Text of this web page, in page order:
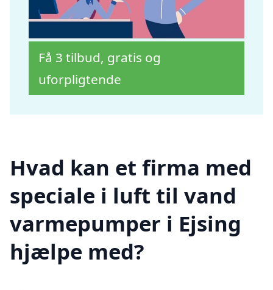
Få 3 tilbud, gratis og
uforpligtende
Hvad kan et firma med
speciale i luft til vand
varmepumper i Ejsing
hjælpe med?